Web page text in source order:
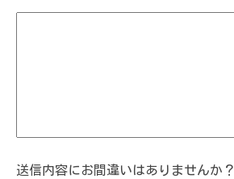
送信内容にお間違いはありませんか？